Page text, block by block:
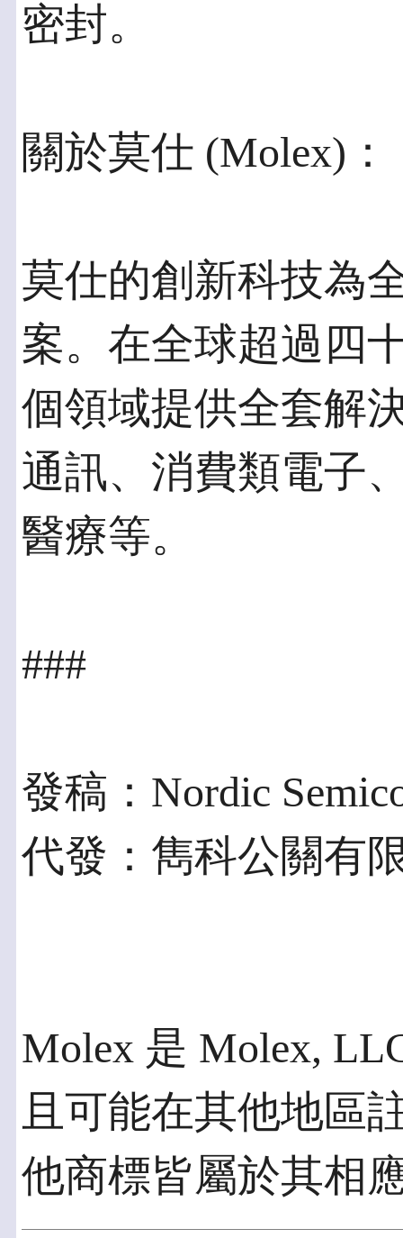
密封。
關於莫仕 (Molex)：
莫仕的創新科技為
案。在全球超過四
個領域提供全套解
通訊、消費類電子
醫療等。
###
發稿：Nordic
代發：雋科公關有
Molex 是 Molex,
且可能在其他地區
他商標皆屬於其相